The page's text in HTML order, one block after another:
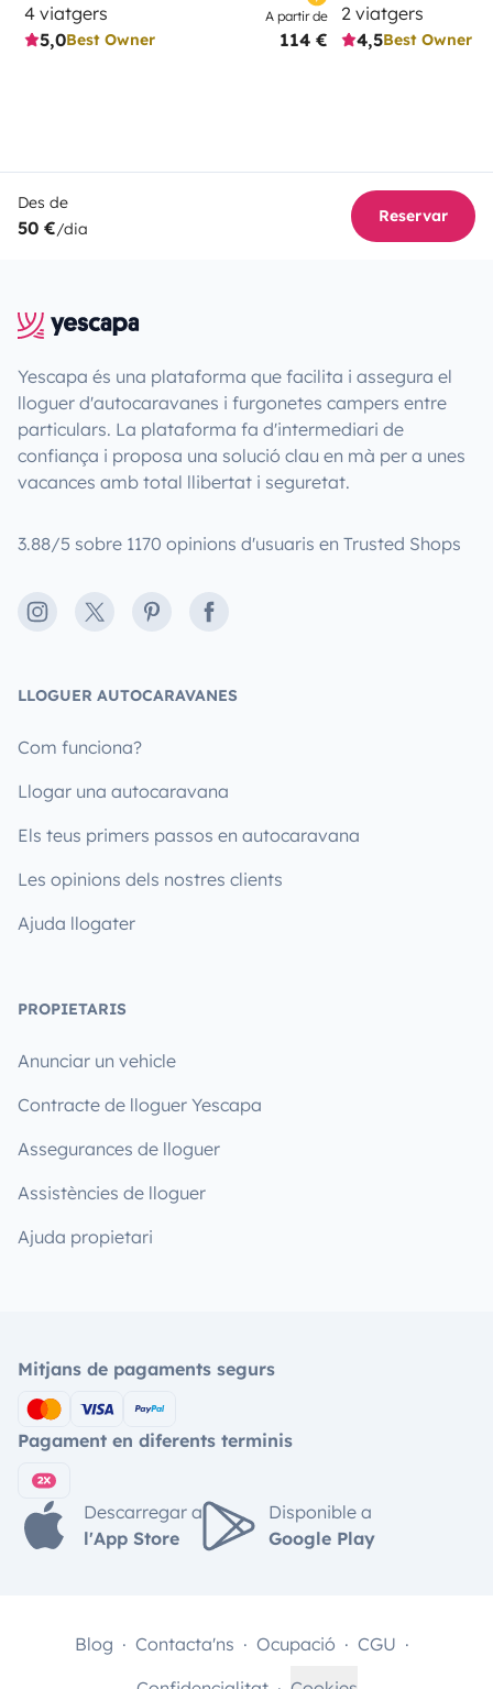
4 viatgers
5,0Best Owner
A partir de
114 €
2 viatgers
4,5Best Owner
Des de
50 €/dia
Reservar
Yescapa és una plataforma que facilita i assegura el
lloguer d'autocaravanes i furgonetes campers entre
particulars. La plataforma fa d'intermediari de
confiança i proposa una solució clau en mà per a unes
vacances amb total llibertat i seguretat.
3.88/5 sobre 1170 opinions d'usuaris en Trusted Shops
Instagram
X PinterestFacebook
LLOGUER AUTOCARAVANES
Com funciona?
Llogar una autocaravana
Els teus primers passos en autocaravana
Les opinions dels nostres clients
Ajuda llogater
PROPIETARIS
Anunciar un vehicle
Contracte de lloguer Yescapa
Assegurances de lloguer
Assistències de lloguer
Ajuda propietari
Mitjans de pagaments segurs
Pagament en diferents terminis
Descarregar a
l'App Store
Disponible a
Google Play
Blog Contacta'ns Ocupació
CGU